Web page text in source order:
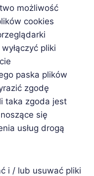
możliwość
cookies
pliki
paska plików
zgodę
taka zgoda jest
się
usług drogą
i / lub usuwać pliki